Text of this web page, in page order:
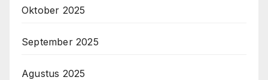
Oktober 2025
September 2025
Agustus 2025